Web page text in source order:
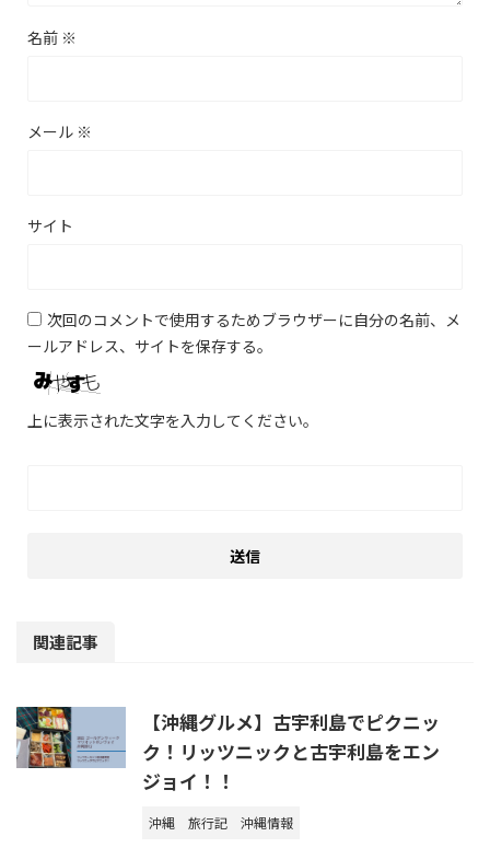
名前 ※
メール ※
サイト
次回のコメントで使用するためブラウザーに自分の名前、メ
ールアドレス、サイトを保存する。
上に表示された文字を入力してください。
関連記事
【沖縄グルメ】古宇利島でピクニッ
ク！リッツニックと古宇利島をエン
ジョイ！！
沖縄 旅行記 沖縄情報